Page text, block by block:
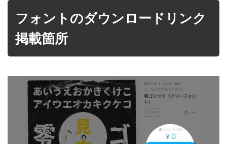
フォントのダウンロードリンク
掲載箇所